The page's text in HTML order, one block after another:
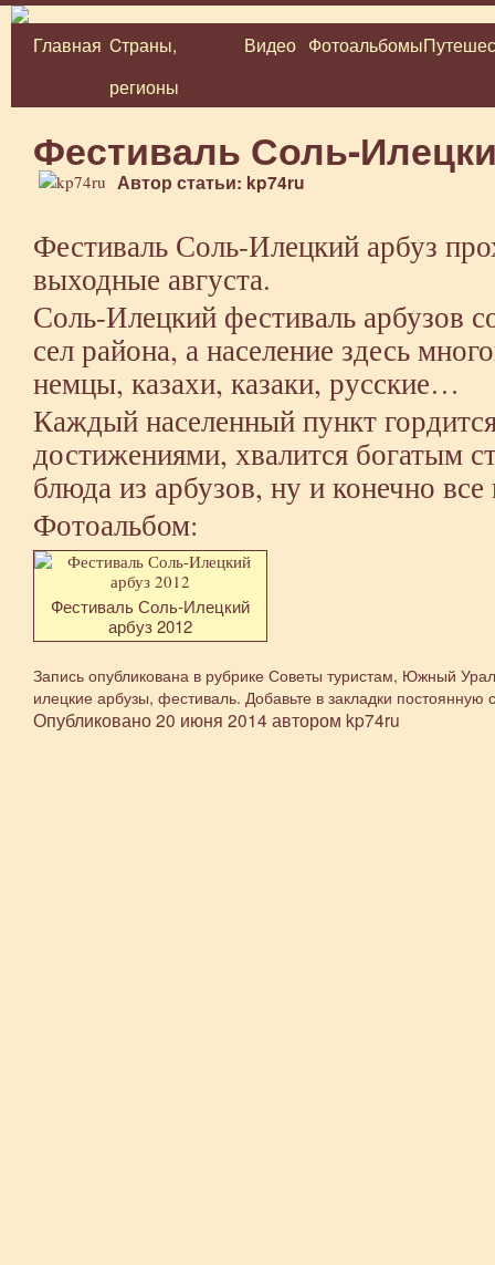
Перейти
Главная Cтраны,
регионы
Видео Фотоальбомы
Фестиваль Соль-
Автор статьи: kp74ru
Фестиваль Соль-Илецкий арбуз
выходные августа.
Соль-Илецкий фестиваль арбузов
сел района, а население здесь
немцы, казахи, казаки, русские…
Каждый населенный пункт
достижениями, хвалится богатым
блюда из арбузов, ну и конечно все
Фотоальбом:
Фестиваль Соль-Илецкий
арбуз 2012
Запись опубликована в рубрике Советы туристам, Южный Урал
илецкие арбузы, фестиваль. Добавьте в закладки постоянную
Опубликовано20 июня 2014 автором kp74ru